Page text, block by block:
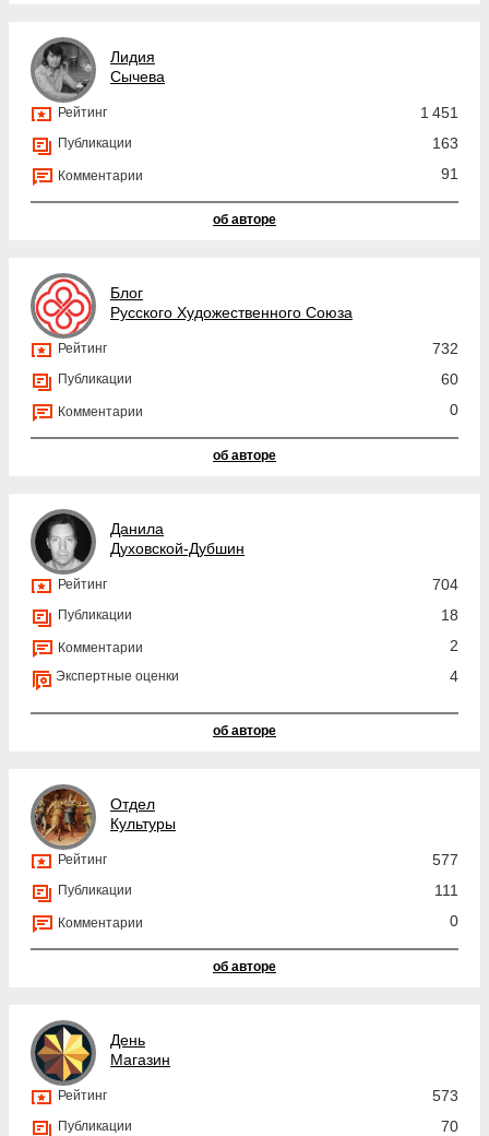
Лидия
Сычева
Рейтинг 1 451
Публикации 163
Комментарии 91
об авторе
Блог
Русского Художественного Союза
Рейтинг 732
Публикации 60
Комментарии 0
об авторе
Данила
Духовской-Дубшин
Рейтинг 704
Публикации 18
Комментарии 2
Экспертные оценки 4
об авторе
Отдел
Культуры
Рейтинг 577
Публикации 111
Комментарии 0
об авторе
День
Магазин
Рейтинг 573
Публикации 70